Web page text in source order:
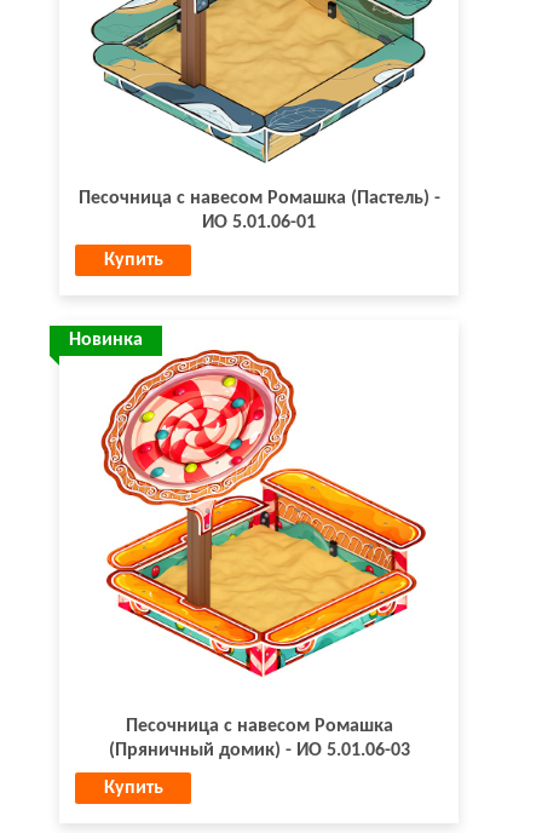
Песочница с навесом Ромашка (Пастель) -
ИО 5.01.06-01
Купить
Новинка
Песочница с навесом Ромашка
(Пряничный домик) - ИО 5.01.06-03
Купить